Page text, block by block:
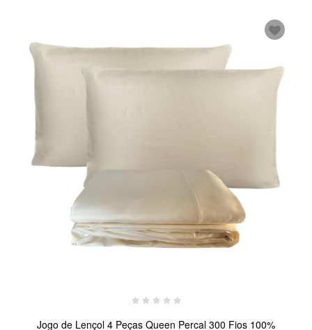
Jogo de Lençol 4 Peças Queen Percal 300 Fios 100%